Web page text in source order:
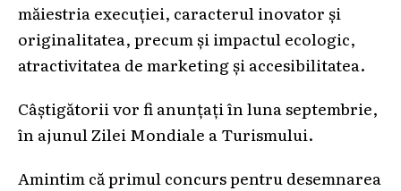
măiestria execuției, caracterul inovator și
originalitatea, precum și impactul ecologic,
atractivitatea de marketing și accesibilitatea.
Câștigătorii vor fi anunțați în luna septembrie,
în ajunul Zilei Mondiale a Turismului.
Amintim că primul concurs pentru desemnarea